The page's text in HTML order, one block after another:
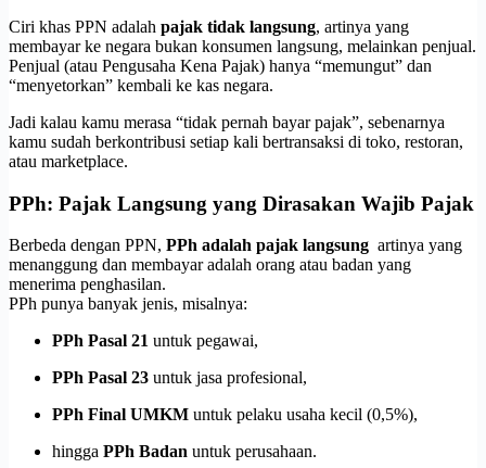
Ciri khas PPN adalah pajak tidak langsung, artinya yang
membayar ke negara bukan konsumen langsung, melainkan penjual.
Penjual (atau Pengusaha Kena Pajak) hanya “memungut” dan
“menyetorkan” kembali ke kas negara.
Jadi kalau kamu merasa “tidak pernah bayar pajak”, sebenarnya
kamu sudah berkontribusi setiap kali bertransaksi di toko, restoran,
atau marketplace.
PPh: Pajak Langsung yang Dirasakan Wajib Pajak
Berbeda dengan PPN, PPh adalah pajak langsung artinya yang
menanggung dan membayar adalah orang atau badan yang
menerima penghasilan.
PPh punya banyak jenis, misalnya:
PPh Pasal 21 untuk pegawai,
PPh Pasal 23 untuk jasa profesional,
PPh Final UMKM untuk pelaku usaha kecil (0,5%),
hingga PPh Badan untuk perusahaan.